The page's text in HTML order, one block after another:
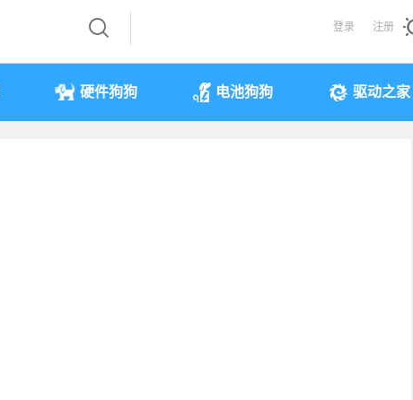
登录 注册
硬件狗狗 电池狗狗 驱动之家